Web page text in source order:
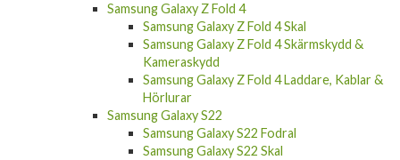
Samsung Galaxy Z Fold 4
Samsung Galaxy Z Fold 4 Skal
Samsung Galaxy Z Fold 4 Skärmskydd &
Kameraskydd
Samsung Galaxy Z Fold 4 Laddare, Kablar &
Hörlurar
Samsung Galaxy S22
Samsung Galaxy S22 Fodral
Samsung Galaxy S22 Skal